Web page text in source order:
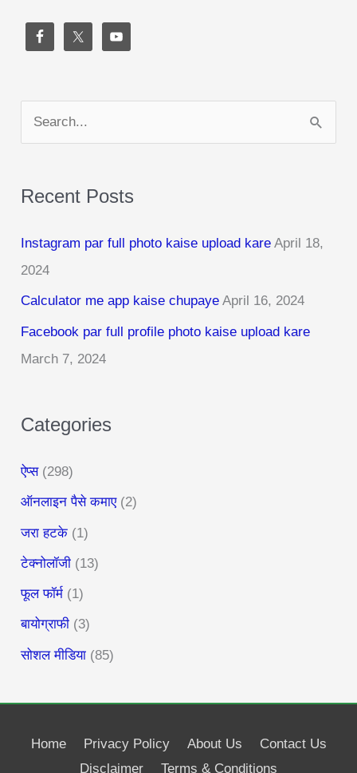
e
r
h
f
o
r
:
Recent Posts
Instagram par full photo kaise upload kare April 18,
2024
Calculator me app kaise chupaye April 16, 2024
Facebook par full profile photo kaise upload kare
March 7, 2024
Categories
ऐप्स(298)
ऑनलाइन पैसे कमाए(2)
जरा हटके (1)
टेक्नोलॉजी (13)
फूल फॉर्म (1)
बायोग्राफी (3)
सोशल मीडिया (85)
Home Privacy Policy About Us
Contact Us
Disclaimer
Terms & Conditions